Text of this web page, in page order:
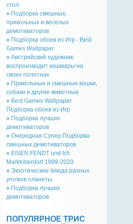
стол
» Подборка смешных,
прикольных и веселых
демотиваторов
» Подборка обоев из Игр - Best
Games Wallpaper
» Австрийский художник
воспроизводит кошмары на
своих полотнах
» Прикольные и смешные кошки,
собаки и другие животные
» Best Games Wallpaper
Подборка обоев из Игр
» Подборка лучших
демотиваторов
» Очередная Супер Подборка
смешных демотиваторов
» EISEN FENDT und Ich
Marktoberdorf 1999-2020
» Экзотические блюда разных
уголков планеты
» Подборка лучших
демотиваторов
ПОПУЛЯРНОЕ ТРИС